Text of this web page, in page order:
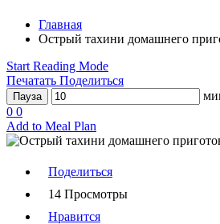
Главная
Острый тахини домашнего
Start Reading Mode
Печатать Поделиться
Пауза
0 0
Add to Meal Plan
Поделиться
14 Просмотры
Нравится